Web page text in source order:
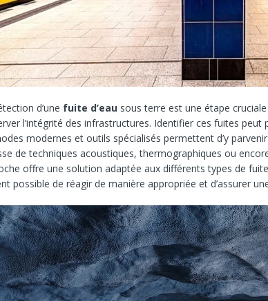
d’une fuite d’eau sous terre est une étape
l’intégrité des infrastructures. Identifier ces fuites
modernes et outils spécialisés permettent d’y
de techniques acoustiques, thermographiques ou
offre une solution adaptée aux différents types de
possible de réagir de manière appropriée et d’assurer